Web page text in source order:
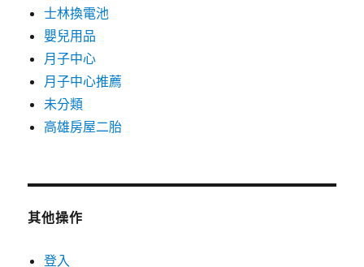
士林換電池
嬰兒用品
月子中心
月子中心推薦
未分類
高雄房屋二胎
其他操作
登入